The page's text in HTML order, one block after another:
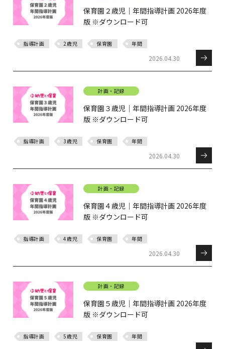
保育園２歳児｜年間指導計画 2026年度
版 ※ダウンロード可
指導計画 2歳児 保育園 年間
2026.04.30
計画・記録
保育園３歳児｜年間指導計画 2026年度
版 ※ダウンロード可
指導計画 3歳児 保育園 年間
2026.04.30
計画・記録
保育園４歳児｜年間指導計画 2026年度
版 ※ダウンロード可
指導計画 4歳児 保育園 年間
2026.04.30
計画・記録
保育園５歳児｜年間指導計画 2026年度
版 ※ダウンロード可
指導計画 5歳児 保育園 年間